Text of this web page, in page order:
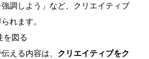
調しよう」など、クリエイティブ
れます。
を図る
える内容は、 クリエイティブをク